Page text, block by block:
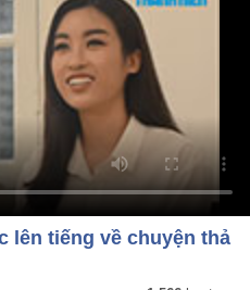
lên tiếng về chuyện thả